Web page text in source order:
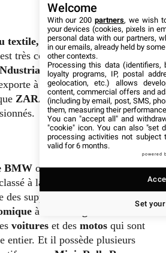
textile,
Inditex est un groupe
très connu sur le marché
de DIseño TEXtil, est
à l’international en1988
ZARA , ses7000 magasinssont
BMW ou Bayerische Motoren
à la 19ème place du top de
des supply chains ayant apporté un
à l’
voitures et des motos qui sont
entier. Et il possède plusieurs
Welcome
With our 200partners, we wish
your devices (cookies, pixels in
personal data with our partners,
in our emails, already held by
other contexts.
Processing this data (identifiers,
loyalty programs, IP, postal
geolocation, etc.) allows
content, commercial offers and
(including by email, post, SMS,
them, measuring their
You can "accept all" and
"cookie" icon. You can also "set
processing activities not subject
valid for 6 months.
powered
Set